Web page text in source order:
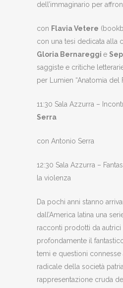
dell’immaginario per
con Flavia Vetere
con una tesi dedicata alla
Gloria Bernareggi e
saggiste e critiche
per Lumien “Anatomia del
11:30 Sala Azzurra –
Serra
con Antonio Serra
12:30 Sala Azzurra –
la violenza
Da pochi anni stanno
dall’America latina una
racconti prodotti da autrici
profondamente il
temi e questioni connesse
radicale della società
rappresentazione cruda